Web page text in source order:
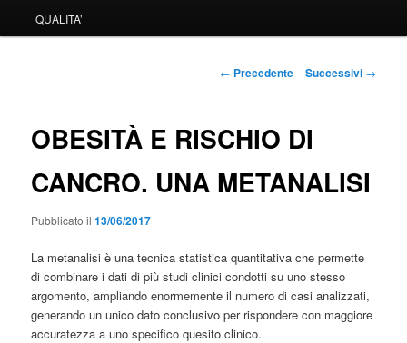
QUALITA’
Navigazione
← Precedente Successivi →
OBESITÀ E RISCHIO DI
CANCRO. UNA METANALISI
Pubblicato il13/06/2017
La metanalisi è una tecnica statistica quantitativa che permette
di combinare i dati di più studi clinici condotti su uno stesso
argomento, ampliando enormemente il numero di casi analizzati,
generando un unico dato conclusivo per rispondere con maggiore
accuratezza a uno specifico quesito clinico.